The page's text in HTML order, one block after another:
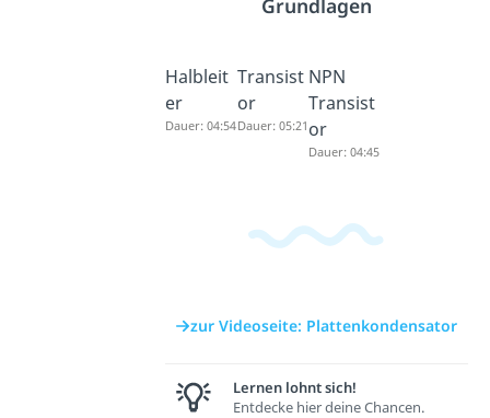
Halbleit
er
Dauer: 04:54
Transist
or
Dauer: 05:21
NPN
Transist
or
Dauer: 04:45
zur Videoseite: Plattenkondensator
Lernen lohnt sich!
Entdecke hier deine Chancen.